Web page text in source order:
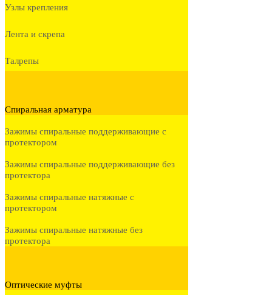
Узлы крепления
Лента и скрепа
Талрепы
Спиральная арматура
Зажимы спиральные поддерживающие с
протектором
Зажимы спиральные поддерживающие без
протектора
Зажимы спиральные натяжные с
протектором
Зажимы спиральные натяжные без
протектора
Оптические муфты